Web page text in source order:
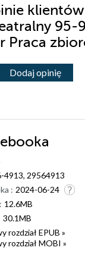
95-
Praca
Dodaj opinię
ebooka
4913, 29564913
: 2024-06-24
12.6MB
30.1MB
rozdział EPUB »
rozdział MOBI »